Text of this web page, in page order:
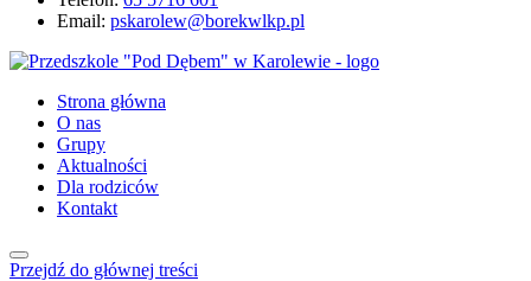
Email: pskarolew@borekwlkp.pl
Strona główna
O nas
Grupy
Aktualności
Dla rodziców
Kontakt
Przejdź do głównej treści